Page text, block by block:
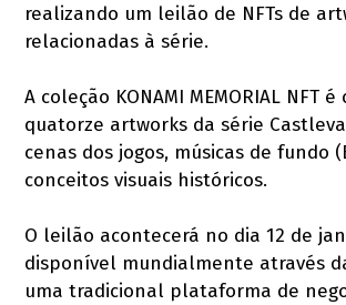
realizando um leilão de NFTs de
relacionadas à série.
A coleção KONAMI MEMORIAL NFT
quatorze artworks da série
cenas dos jogos, músicas de fundo
conceitos visuais históricos.
O leilão acontecerá no dia 12 de
disponível mundialmente através
uma tradicional plataforma de